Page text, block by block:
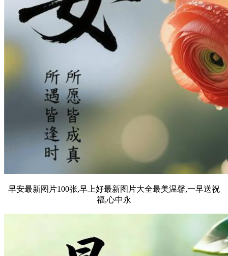
早安最新图片100张,早上好最新图片大全最美温馨,一早送祝
福,心中永